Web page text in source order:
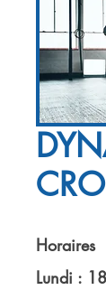
Horaires
Lundi :